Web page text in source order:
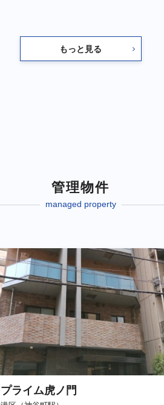
もっと見る
管理物件
managed property
プライム虎ノ門